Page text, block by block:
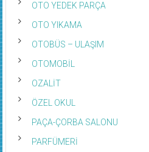
OTO YEDEK PARÇA
OTO YIKAMA
OTOBÜS – ULAŞIM
OTOMOBİL
OZALİT
ÖZEL OKUL
PAÇA-ÇORBA SALONU
PARFÜMERİ